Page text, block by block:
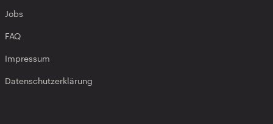
Jobs
FAQ
Impressum
Datenschutzerklärung